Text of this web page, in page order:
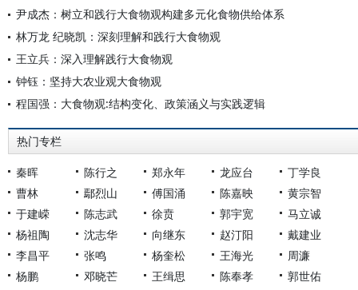
尹成杰：树立和践行大食物观构建多元化食物供给体系
林万龙 纪晓凯：深刻理解和践行大食物观
王立兵：深入理解践行大食物观
钟钰：坚持大农业观大食物观
程国强：大食物观:结构变化、政策涵义与实践逻辑
热门专栏
秦晖 陈行之 郑永年 龙应台
丁学良
曹林
鄢烈山 傅国涌 陈嘉映
黄宗智
于建嵘
陈志武 徐贲 郭宇宽
马立诚
杨祖陶
沈志华 向继东 赵汀阳
戴建业
李昌平
张鸣 杨奎松 王海光
周濂
杨鹏
邓晓芒 王缉思 陈奉孝
郭世佑